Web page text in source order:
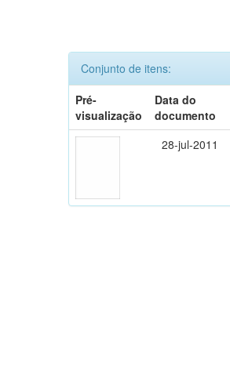
Conjunto de itens:
Pré-
visualização
Data do
documento
28-jul-2011